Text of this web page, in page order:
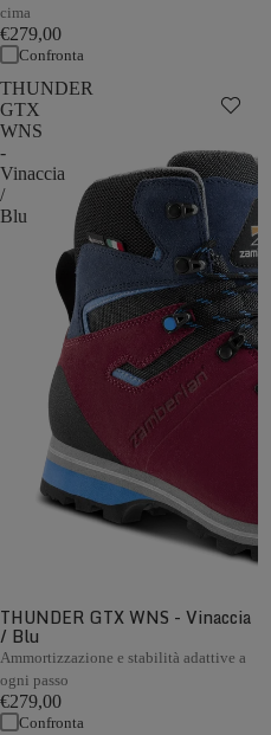
cima
€279,00
Confronta
THUNDER
GTX
WNS
-
Vinaccia
/
Blu
THUNDER GTX WNS - Vinaccia
/ Blu
Ammortizzazione e stabilità adattive a
ogni passo
€279,00
Confronta